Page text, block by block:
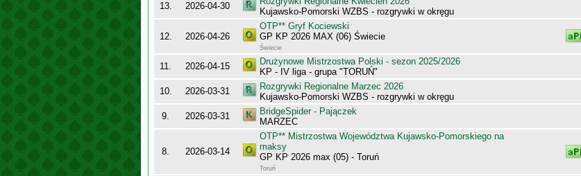
13. 2026-04-30
Kujawsko-Pomorski WZBS - rozgrywki w okręgu
12. 2026-04-26
OTP** Gryf Kociewski
GP KP 2026 MAX (06) Świecie
Świecie
11. 2026-04-15
Drużynowe Mistrzostwa Polski - sezon 2025/2026
KP - IV liga - grupa "TORUŃ"
10. 2026-03-31
Rozgrywki Regionalne Marzec 2026
Kujawsko-Pomorski WZBS - rozgrywki w okręgu
9. 2026-03-31
BridgeSpider - Pajączek
MARZEC
8. 2026-03-14
OTP** Mistrzostwa Województwa Kujawsko-Pomorskiego na
maksy
GP KP 2026 max (05) - Toruń
Toruń